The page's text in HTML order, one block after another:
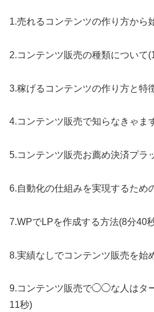
1.売れるコンテンツの作り方から
2.コンテンツ販売の種類について
3.稼げるコンテンツの作り方と特
4.コンテンツ販売で知らなきゃま
5.コンテンツ販売お薦め決済プラ
6.自動化の仕組みを実現するため
7.WPでLPを作成する方法(8分40
8.実績なしでコンテンツ販売を始
9.コンテンツ販売で◯◯な人はタ
11秒)